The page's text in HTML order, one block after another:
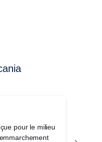
pour le milieu